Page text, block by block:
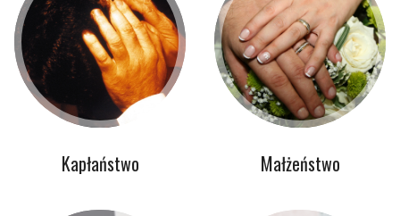
Kapłaństwo Małżeństwo